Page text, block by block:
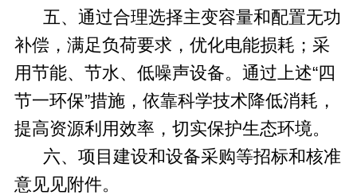
五、通过合理选择主变容量和配置无功
补偿，满足负荷要求，优化电能损耗；采
用节能、节水、低噪声设备。通过上述“四
节一环保”措施，依靠科学技术降低消耗，
提高资源利用效率，切实保护生态环境。
六、项目建设和设备采购等招标和核准
意见见附件。